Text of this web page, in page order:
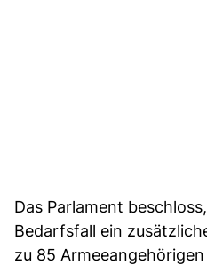
Das Parlament
Bedarfsfall ein
zu 85